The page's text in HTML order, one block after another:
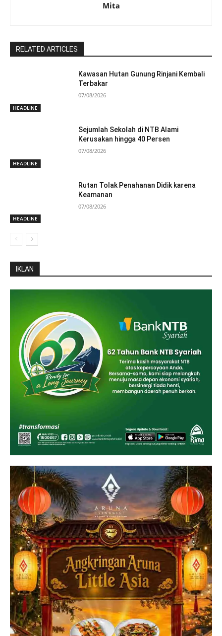
Mita
RELATED ARTICLES
HEADLINE
Kawasan Hutan Gunung Rinjani Kembali
Terbakar
07/08/2026
HEADLINE
Sejumlah Sekolah di NTB Alami
Kerusakan hingga 40 Persen
07/08/2026
HEADLINE
Rutan Tolak Penahanan Didik karena
Keamanan
07/08/2026
IKLAN